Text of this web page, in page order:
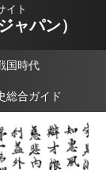
イト
ャパン）
国時代
総合ガイド